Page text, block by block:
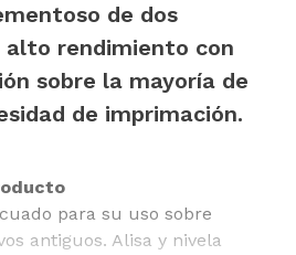
de dos
alto rendimiento con
sobre la mayoría de
de imprimación.
para su uso sobre
antiguos. Alisa y nivela